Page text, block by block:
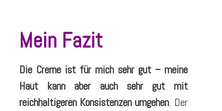
Mein Fazit
Die Creme ist für mich sehr gut – meine
Haut kann aber auch sehr gut mit
reichhaltigeren Konsistenzen umgehen. Der